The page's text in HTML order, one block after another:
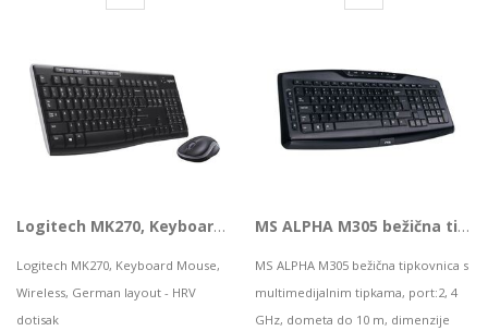
Logitech MK270, Keyboard Mouse, Wireless, DE
Logitech MK270, Keyboard Mouse,
Wireless, German layout - HRV
dotisak
MS ALPHA M305 bežična tipkovnica
MS ALPHA M305 bežična tipkovnica s
multimedijalnim tipkama, port:2, 4
GHz, dometa do 10 m, dimenzije